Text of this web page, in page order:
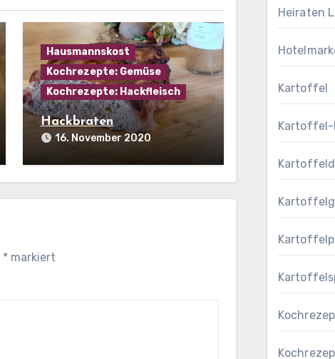
Hausmannskost
Kochrezepte: Gemüse
Kochrezepte: Hackfleisch
Hackbraten
16. November 2020
* markiert
Heiraten
Kartoffel
Kartoffel-